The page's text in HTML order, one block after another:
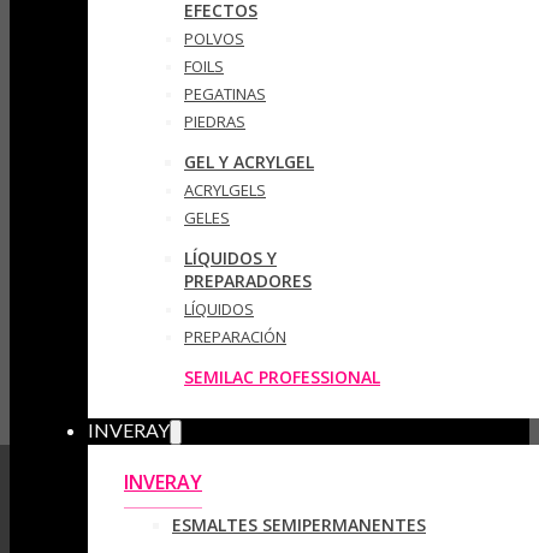
EFECTOS
POLVOS
FOILS
PEGATINAS
PIEDRAS
GEL Y ACRYLGEL
ACRYLGELS
GELES
LÍQUIDOS Y
PREPARADORES
LÍQUIDOS
PREPARACIÓN
SEMILAC PROFESSIONAL
INVERAY
INVERAY
ESMALTES SEMIPERMANENTES